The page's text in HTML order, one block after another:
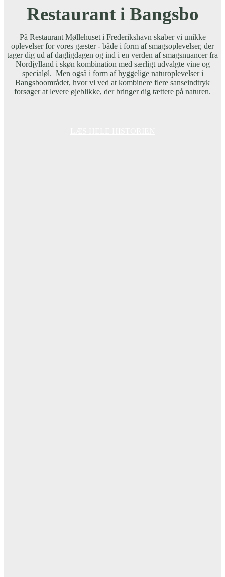
Restaurant i Bangsbo
På Restaurant Møllehuset i Frederikshavn skaber vi unikke
oplevelser for vores gæster - både i form af smagsoplevelser, der
tager dig ud af dagligdagen og ind i en verden af smagsnuancer fra
Nordjylland i skøn kombination med særligt udvalgte vine og
specialøl. Men også i form af hyggelige naturoplevelser i
Bangsboområdet, hvor vi ved at kombinere flere sanseindtryk
forsøger at levere øjeblikke, der bringer dig tættere på naturen.